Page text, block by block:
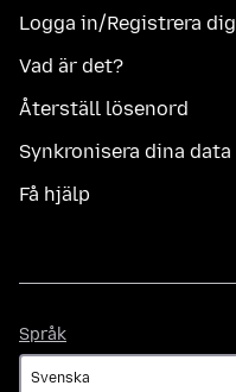
Logga in/Registrera dig
Vad är det?
Återställ lösenord
Synkronisera dina data
Få hjälp
Språk